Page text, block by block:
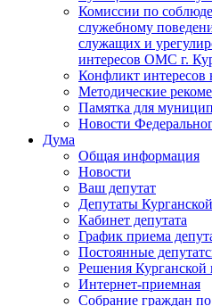
Комиссии по
служебному
служащих и
интересов ОМС г.
Конфликт
Методические
Памятка для
Новости
Дума
Общая информация
Новости
Ваш депутат
Депутаты
Кабинет депутата
График приема
Постоянные
Решения
Интернет-приемная
Собрание граждан